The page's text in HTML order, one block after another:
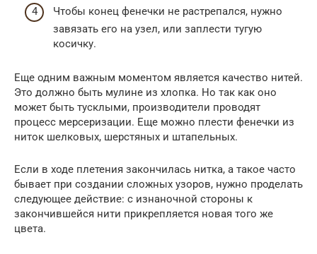
Чтобы конец фенечки не растрепался, нужно
завязать его на узел, или заплести тугую
косичку.
Еще одним важным моментом является качество нитей.
Это должно быть мулине из хлопка. Но так как оно
может быть тусклыми, производители проводят
процесс мерсеризации. Еще можно плести фенечки из
ниток шелковых, шерстяных и штапельных.
Если в ходе плетения закончилась нитка, а такое часто
бывает при создании сложных узоров, нужно проделать
следующее действие: с изнаночной стороны к
закончившейся нити прикрепляется новая того же
цвета.